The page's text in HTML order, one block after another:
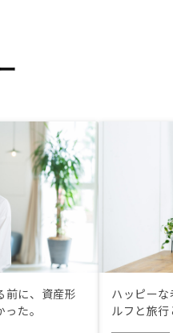
前に、資産形
た。
ハッピー
ルフと旅